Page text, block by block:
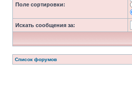
Поле сортировки:
Искать сообщения за:
Список форумов